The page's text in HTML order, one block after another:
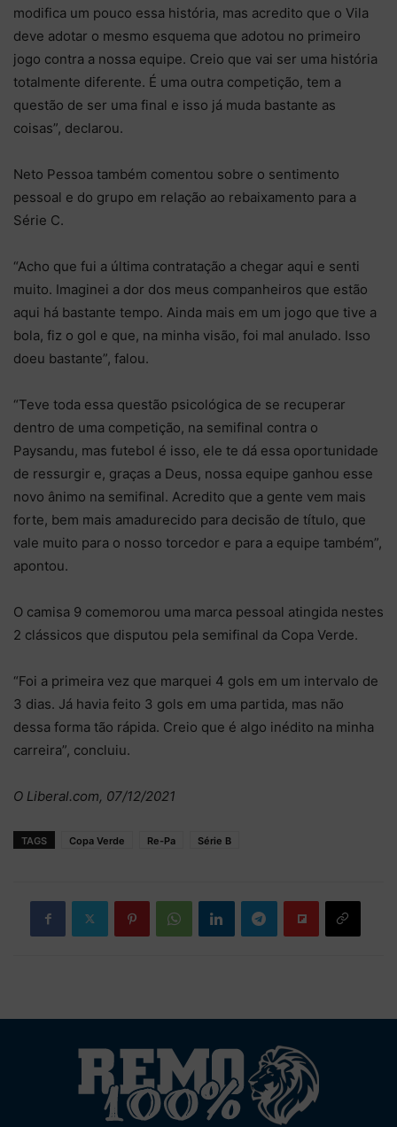
modifica um pouco essa história, mas acredito que o Vila
deve adotar o mesmo esquema que adotou no primeiro
jogo contra a nossa equipe. Creio que vai ser uma história
totalmente diferente. É uma outra competição, tem a
questão de ser uma final e isso já muda bastante as
coisas”, declarou.
Neto Pessoa também comentou sobre o sentimento
pessoal e do grupo em relação ao rebaixamento para a
Série C.
“Acho que fui a última contratação a chegar aqui e senti
muito. Imaginei a dor dos meus companheiros que estão
aqui há bastante tempo. Ainda mais em um jogo que tive a
bola, fiz o gol e que, na minha visão, foi mal anulado. Isso
doeu bastante”, falou.
“Teve toda essa questão psicológica de se recuperar
dentro de uma competição, na semifinal contra o
Paysandu, mas futebol é isso, ele te dá essa oportunidade
de ressurgir e, graças a Deus, nossa equipe ganhou esse
novo ânimo na semifinal. Acredito que a gente vem mais
forte, bem mais amadurecido para decisão de título, que
vale muito para o nosso torcedor e para a equipe também”,
apontou.
O camisa 9 comemorou uma marca pessoal atingida nestes
2 clássicos que disputou pela semifinal da Copa Verde.
“Foi a primeira vez que marquei 4 gols em um intervalo de
3 dias. Já havia feito 3 gols em uma partida, mas não
dessa forma tão rápida. Creio que é algo inédito na minha
carreira”, concluiu.
O Liberal.com, 07/12/2021
TAGS Copa Verde Re-Pa Série B